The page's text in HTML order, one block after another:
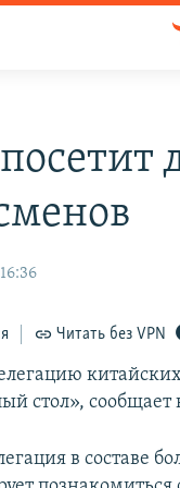
Читать без VPN
стол»,
в составе